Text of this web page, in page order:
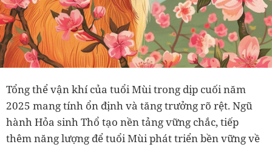
Tổng thể vận khí của tuổi Mùi trong dịp cuối năm
2025 mang tính ổn định và tăng trưởng rõ rệt. Ngũ
hành Hỏa sinh Thổ tạo nền tảng vững chắc, tiếp
thêm năng lượng để tuổi Mùi phát triển bền vững về